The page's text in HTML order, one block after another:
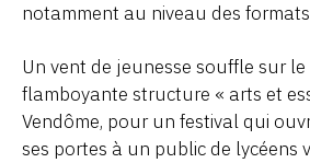
notamment au niveau des
Un vent de jeunesse souffle sur
flamboyante structure « arts et
Vendôme, pour un festival qui
ses portes à un public de lycéens